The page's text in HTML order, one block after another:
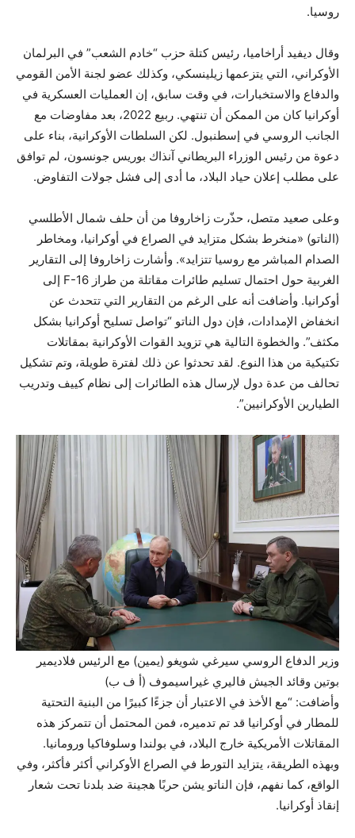
روسيا.
وقال ديفيد أراخاميا، رئيس كتلة حزب “خادم الشعب” في البرلمان
الأوكراني، التي يتزعمها زيلينسكي، وكذلك عضو لجنة الأمن القومي
والدفاع والاستخبارات، في وقت سابق، إن العمليات العسكرية في
أوكرانيا كان من الممكن أن تنتهي. ربيع 2022، بعد مفاوضات مع
الجانب الروسي في إسطنبول. لكن السلطات الأوكرانية، بناء على
دعوة من رئيس الوزراء البريطاني آنذاك بوريس جونسون، لم توافق
على مطلب إعلان حياد البلاد، ما أدى إلى فشل جولات التفاوض.
وعلى صعيد متصل، حذّرت زاخاروفا من أن حلف شمال الأطلسي
(الناتو) «منخرط بشكل متزايد في الصراع في أوكرانيا، ومخاطر
الصدام المباشر مع روسيا تتزايد». وأشارت زاخاروفا إلى التقارير
الغربية حول احتمال تسليم طائرات مقاتلة من طراز F-16 إلى
أوكرانيا. وأضافت أنه على الرغم من التقارير التي تتحدث عن
انخفاض الإمدادات، فإن دول الناتو “تواصل تسليح أوكرانيا بشكل
مكثف”. والخطوة التالية هي تزويد القوات الأوكرانية بمقاتلات
تكتيكية من هذا النوع. لقد تحدثوا عن ذلك لفترة طويلة، وتم تشكيل
تحالف من عدة دول لإرسال هذه الطائرات إلى نظام كييف وتدريب
الطيارين الأوكرانيين”.
وزير الدفاع الروسي سيرغي شويغو (يمين) مع الرئيس فلاديمير
بوتين وقائد الجيش فاليري غيراسيموف (أ ف ب)
وأضافت: “مع الأخذ في الاعتبار أن جزءًا كبيرًا من البنية التحتية
للمطار في أوكرانيا قد تم تدميره، فمن المحتمل أن تتمركز هذه
المقاتلات الأمريكية خارج البلاد، في بولندا وسلوفاكيا ورومانيا.
وبهذه الطريقة، يتزايد التورط في الصراع الأوكراني أكثر فأكثر، وفي
الواقع، كما نفهم، فإن الناتو يشن حربًا هجينة ضد بلدنا تحت شعار
إنقاذ أوكرانيا.